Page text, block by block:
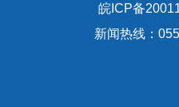
皖ICP备
新闻热线：